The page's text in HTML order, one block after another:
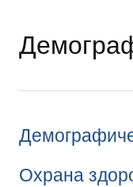
Охрана